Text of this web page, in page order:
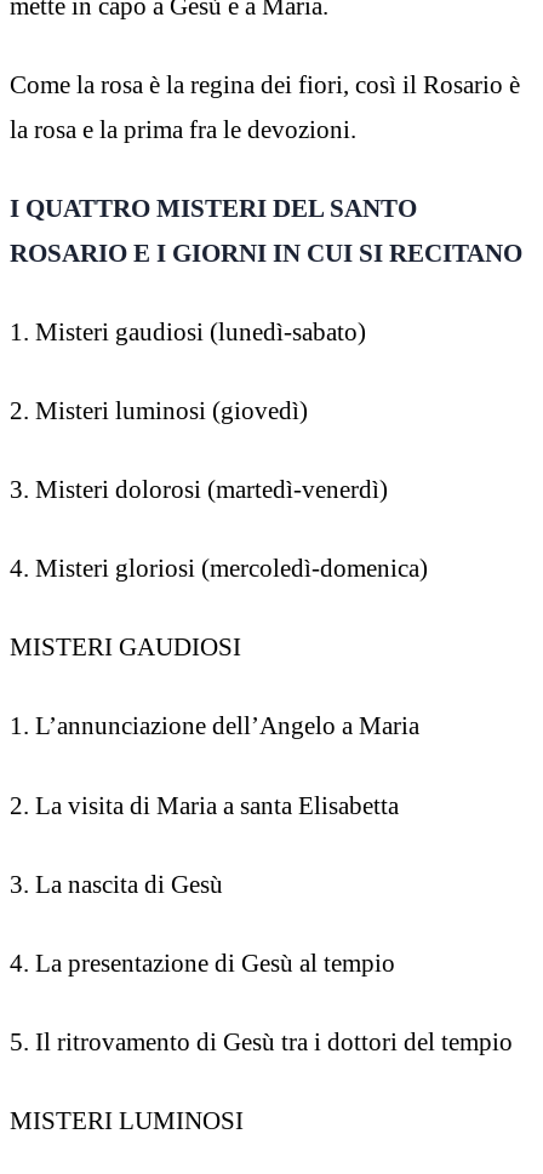
Come la rosa è la regina dei fiori, così il Rosario è
la rosa e la prima fra le devozioni.
I QUATTRO MISTERI DEL SANTO
ROSARIO E I GIORNI IN CUI SI RECITANO
1. Misteri gaudiosi (lunedì-sabato)
2. Misteri luminosi (giovedì)
3. Misteri dolorosi (martedì-venerdì)
4. Misteri gloriosi (mercoledì-domenica)
MISTERI GAUDIOSI
1. L’annunciazione dell’Angelo a Maria
2. La visita di Maria a santa Elisabetta
3. La nascita di Gesù
4. La presentazione di Gesù al tempio
5. Il ritrovamento di Gesù tra i dottori del tempio
MISTERI LUMINOSI